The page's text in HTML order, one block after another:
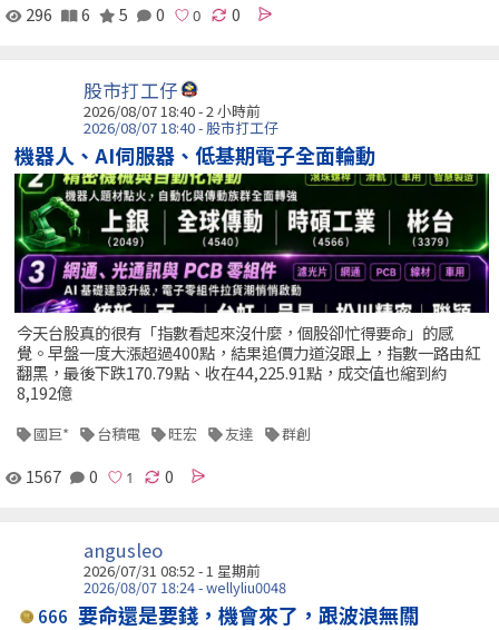
296 6 5 0 0
股市打工仔
2026/08/07 18:40 -2 小時前
2026/08/07 18:40 - 股市打工仔
機器人、AI伺服器、低基期電子全面輪動
今天台股真的很有「指數看起來沒什麼，個股卻忙得要命」的感
覺。早盤一度大漲超過400點，結果追價力道沒跟上，指數一路由紅
翻黑，最後下跌170.79點、收在44,225.91點，成交值也縮到約
8,192億
國巨* 台積電 旺宏 友達 群創
1567 0 0
angusleo
2026/07/31 08:52 - 1 星期前
2026/08/07 18:24 - wellyliu0048
666 要命還是要錢，機會來了，跟波浪無關